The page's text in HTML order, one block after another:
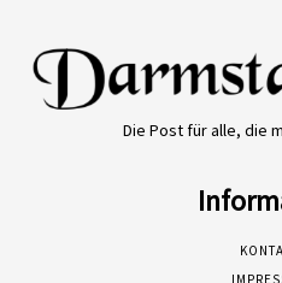
Die Post für alle, die